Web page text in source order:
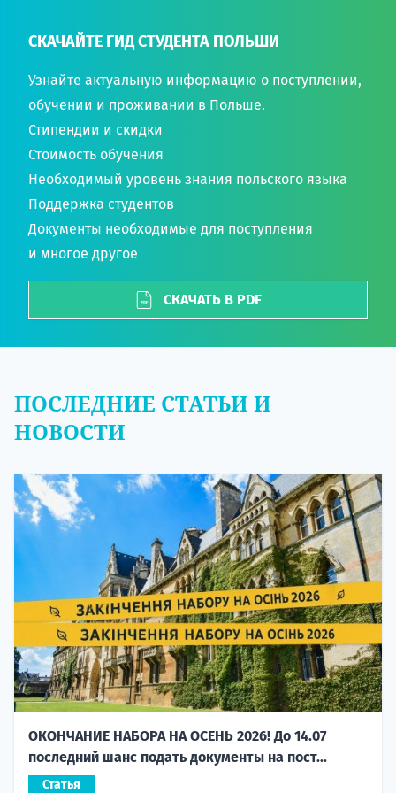
СКАЧАЙТЕ ГИД СТУДЕНТА ПОЛЬШИ
Узнайте актуальную информацию о поступлении,
обучении и проживании в Польше.
Стипендии и скидки
Стоимость обучения
Необходимый уровень знания польского языка
Поддержка студентов
Документы необходимые для поступления
и многое другое
СКАЧАТЬ В PDF
ПОСЛЕДНИЕ СТАТЬИ И
НОВОСТИ
ОКОНЧАНИЕ НАБОРА НА ОСЕНЬ 2026! До 14.07
последний шанс подать документы на пост...
Статья